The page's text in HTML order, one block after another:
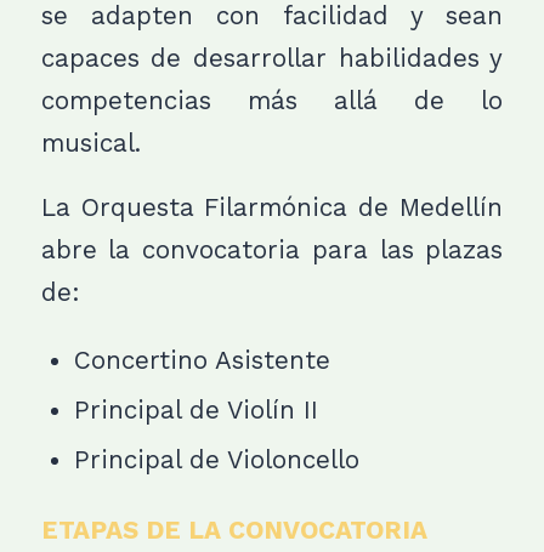
se adapten con facilidad y sean
capaces de desarrollar habilidades y
competencias más allá de lo
musical.
La Orquesta Filarmónica de Medellín
abre la convocatoria para las plazas
de:
Concertino Asistente
Principal de Violín II
Principal de Violoncello
ETAPAS DE LA CONVOCATORIA